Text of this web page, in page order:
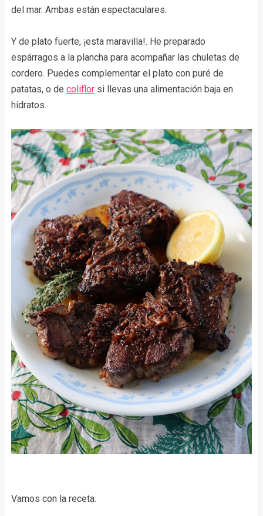
del mar. Ambas están espectaculares.
Y de plato fuerte, ¡esta maravilla!. He preparado
espárragos a la plancha para acompañar las chuletas de
cordero. Puedes complementar el plato con puré de
patatas, o de coliflorsi llevas una alimentación baja en
hidratos.
Vamos con la receta.